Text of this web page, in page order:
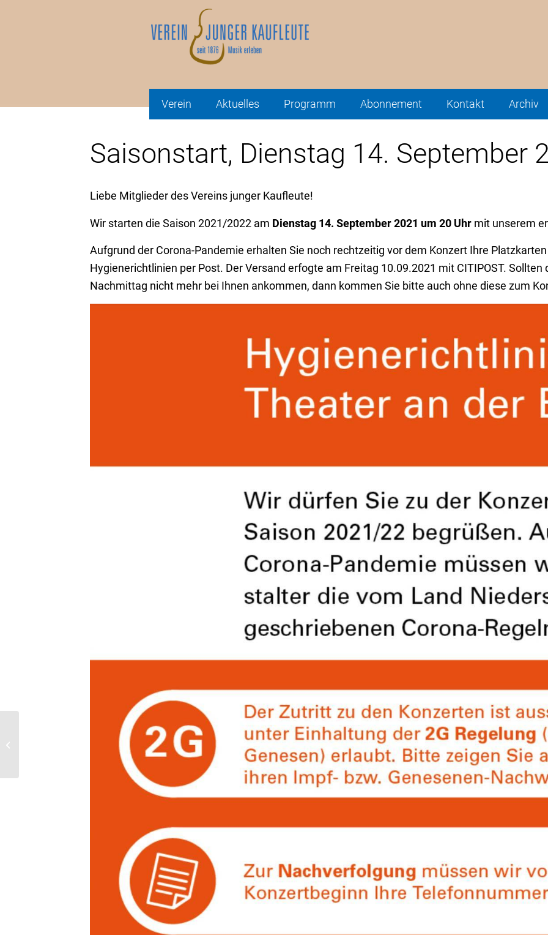
Verein Aktuelles Programm Abonnement Kontakt Archiv
Saisonstart, Dienstag 14. September
Liebe Mitglieder des Vereins junger Kaufleute!
Wir starten die Saison 2021/2022 am Dienstag 14. September 2021 um 20 Uhr mit unserem
Aufgrund der Corona-Pandemie erhalten Sie noch rechtzeitig vor dem Konzert Ihre
Hygienerichtlinien per Post. Der Versand erfogte am Freitag 10.09.2021 mit CITIPOST.
Nachmittag nicht mehr bei Ihnen ankommen, dann kommen Sie bitte auch ohne diese zum